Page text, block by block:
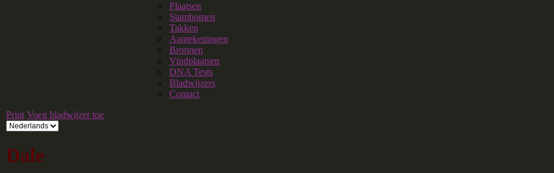
Plaatsen
Stambomen
Takken
Aantekeningen
Bronnen
Vindplaatsen
DNA Tests
Bladwijzers
Contact
Print Voeg bladwijzer toe
Dale